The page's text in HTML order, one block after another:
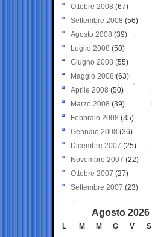
Ottobre 2008 (67)
Settembre 2008 (56)
Agosto 2008 (39)
Luglio 2008 (50)
Giugno 2008 (55)
Maggio 2008(63)
Aprile 2008 (50)
Marzo 2008 (39)
Febbraio 2008 (35)
Gennaio 2008 (36)
Dicembre 2007 (25)
Novembre 2007 (22)
Ottobre 2007 (27)
Settembre 2007 (23)
Agosto 2026
L M M G V S